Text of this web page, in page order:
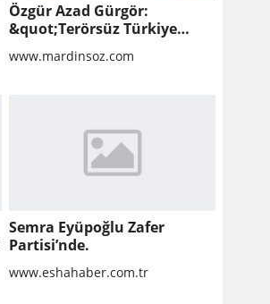
Özgür Azad Gürgör:
&quot;Terörsüz Türkiye
Protokolü Mardin Turizmi
İçin Yeni Bir Dönemin
www.mardinsoz.com
Semra Eyüpoğlu Zafer
Partisi’nde.
www.eshahaber.com.tr